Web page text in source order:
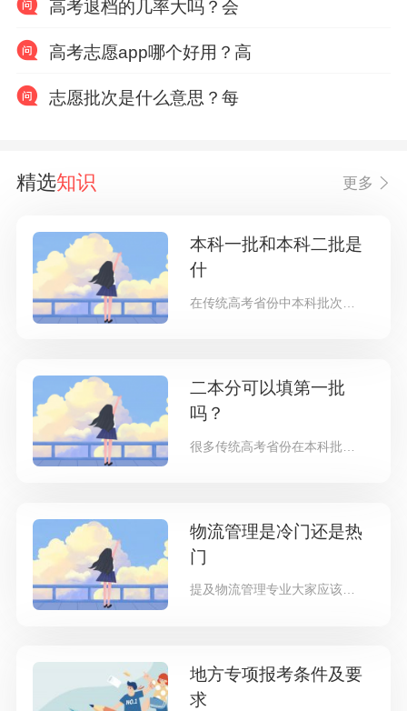
高考退档的几率大吗？会
高考志愿app哪个好用？高
志愿批次是什么意思？每
精选知识 更多
本科一批和本科二批是
什
二本分可以填第一批
吗？
物流管理是冷门还是热
门
提及物流管理专业大家应该不陌生，因为该专业相关的行业就在我们身边，最常见的网上购物就与物流管理息息相关，没有物流管理，我们
地方专项报考条件及要
求